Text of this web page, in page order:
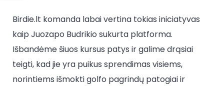
Birdie.lt komanda labai vertina tokias iniciatyvas
kaip Juozapo Budrikio sukurta platforma.
Išbandėme šiuos kursus patys ir galime drąsiai
teigti, kad jie yra puikus sprendimas visiems,
norintiems išmokti golfo pagrindų patogiai ir